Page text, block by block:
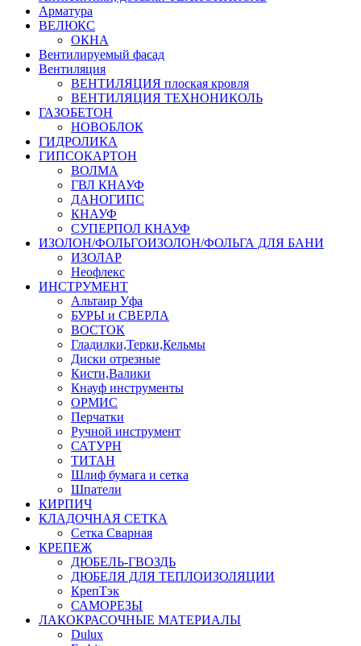
Арматура
ВЕЛЮКС
ОКНА
Вентилируемый фасад
Вентиляция
ВЕНТИЛЯЦИЯ плоская кровля
ВЕНТИЛЯЦИЯ ТЕХНОНИКОЛЬ
ГАЗОБЕТОН
НОВОБЛОК
ГИДРОЛИКА
ГИПСОКАРТОН
ВОЛМА
ГВЛ КНАУФ
ДАНОГИПС
КНАУФ
СУПЕРПОЛ КНАУФ
ИЗОЛОН/ФОЛЬГОИЗОЛОН/ФОЛЬГА ДЛЯ БАНИ
ИЗОЛАР
Неофлекс
ИНСТРУМЕНТ
Альтаир Уфа
БУРЫ и СВЕРЛА
ВОСТОК
Гладилки,Терки,Кельмы
Диски отрезные
Кисти,Валики
Кнауф инструменты
ОРМИС
Перчатки
Ручной инструмент
САТУРН
ТИТАН
Шлиф бумага и сетка
Шпатели
КИРПИЧ
КЛАДОЧНАЯ СЕТКА
Сетка Сварная
КРЕПЕЖ
ДЮБЕЛЬ-ГВОЗДЬ
ДЮБЕЛЯ ДЛЯ ТЕПЛОИЗОЛЯЦИИ
КрепТэк
САМОРЕЗЫ
ЛАКОКРАСОЧНЫЕ МАТЕРИАЛЫ
Dulux